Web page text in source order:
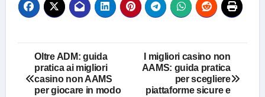
Post
navigation
Oltre ADM: guida
pratica ai migliori
casino non AAMS
per giocare in modo
I migliori casino non
AAMS: guida pratica
per scegliere
piattaforme sicure e